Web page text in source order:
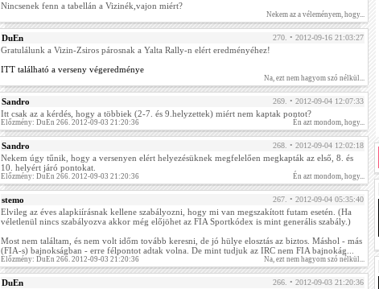
Nincsenek fenn a tabellán a Vizinék,vajon miért?
Nekem az a véleményem, hogy...
DuEn 270. • 2012-09-16 21:03:27
Gratulálunk a Vizin-Zsiros párosnak a Yalta Rally-n elért eredményéhez!
ITT található a verseny végeredménye
Na, ezt nem hagyom szó nélkül...
Sandro 269. • 2012-09-04 12:07:33
Itt csak az a kérdés, hogy a többiek (2-7. és 9.helyzettek) miért nem kaptak pontot?
Előzmény: DuEn 266. 2012-09-03 21:20:36 Én azt mondom, hogy...
Sandro 268. • 2012-09-04 12:02:18
Nekem úgy tűnik, hogy a versenyen elért helyezésüknek megfelelően megkapták az első, 8. és
10. helyért járó pontokat.
Előzmény: DuEn 266. 2012-09-03 21:20:36 Én azt mondom, hogy...
stemo 267. • 2012-09-04 05:35:40
Elvileg az éves alapkiírásnak kellene szabályozni, hogy mi van megszakított futam esetén. (Ha
véletlenül nincs szabályozva akkor még előjöhet az FIA Sportkódex is mint generális szabály.)
Most nem találtam, és nem volt időm tovább keresni, de jó hülye elosztás az biztos. Máshol - más
(FIA-s) bajnokságban - erre félpontot adtak volna. De mint tudjuk az IRC nem FIA bajnokág...
Előzmény: DuEn 266. 2012-09-03 21:20:36 Na, ezt nem hagyom szó nélkül...
DuEn 266. • 2012-09-03 21:20:36